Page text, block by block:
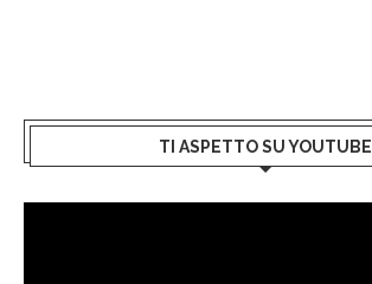
TI ASPETTO SU YOUTUBE